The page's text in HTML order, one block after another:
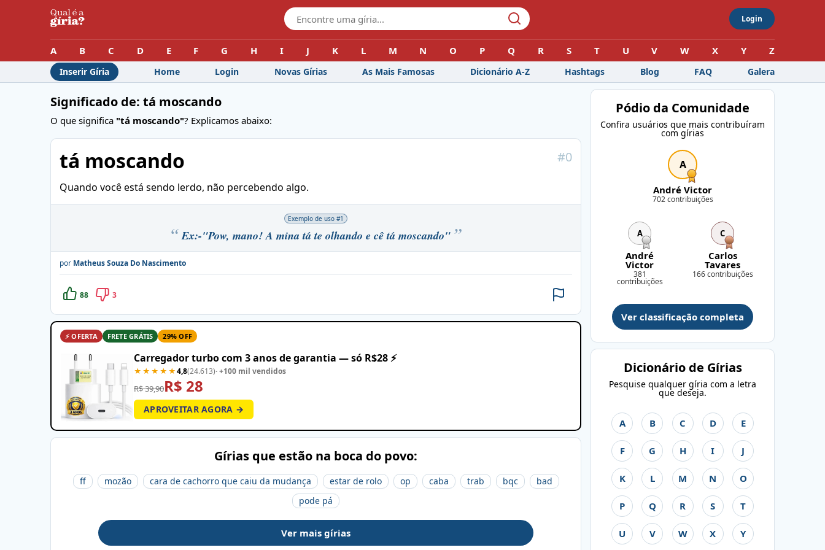
Login
A B C D E F G H I J K L M N O P Q R S T U V W X Y Z
Inserir Gíria Home Login Novas Gírias As Mais Famosas Dicionário A-Z Hashtags Blog FAQ Galera
Significado de: tá moscando
O que significa "tá moscando"? Explicamos abaixo:
#0
tá moscando
Quando você está sendo lerdo, não percebendo algo.
Exemplo de uso #1
Ex:-"Pow, mano! A mina tá te olhando e cê tá moscando"
por Matheus Souza Do Nascimento
88 3
⚡ OFERTA FRETE GRÁTIS 29% OFF
Carregador turbo com 3 anos de garantia — só R$28 ⚡
★★★★★4,8(24.613)· +100 mil vendidos
R$ 39,90R$ 28
APROVEITAR AGORA →
Gírias que estão na boca do povo:
ff mozão cara de cachorro que caiu da mudança estar de rolo op caba trab bqc
bad
pode pá
Ver mais gírias
Pódio da Comunidade
Confira usuários que mais contribuíram
com gírias
A
André Victor
702 contribuições
A
André
Victor
381
contribuições
C
Carlos
Tavares
166 contribuições
Ver classificação completa
Dicionário de Gírias
Pesquise qualquer gíria com a letra
que deseja.
A B C D E
F G H I J
K L M N O
P Q R S T
U V W X Y